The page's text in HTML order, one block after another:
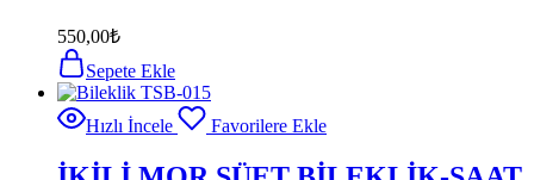
550,00₺
Sepete Ekle
Hızlı İncele Favorilere Ekle